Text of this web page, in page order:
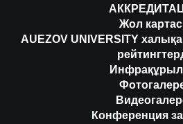
Жол
AUEZOV UNIVERSITY
Конференция